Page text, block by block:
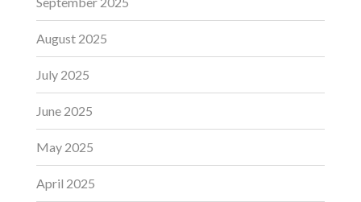
August 2025
July 2025
June 2025
May 2025
April 2025